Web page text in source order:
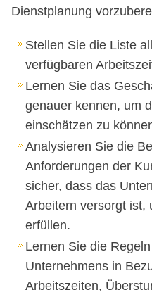
Dienstplanung
Stellen Sie die Liste
verfügbaren
Lernen Sie das
genauer kennen, um
einschätzen zu
Analysieren Sie die
Anforderungen der
sicher, dass das
Arbeitern versorgt ist,
erfüllen.
Lernen Sie die
Unternehmens in
Arbeitszeiten,